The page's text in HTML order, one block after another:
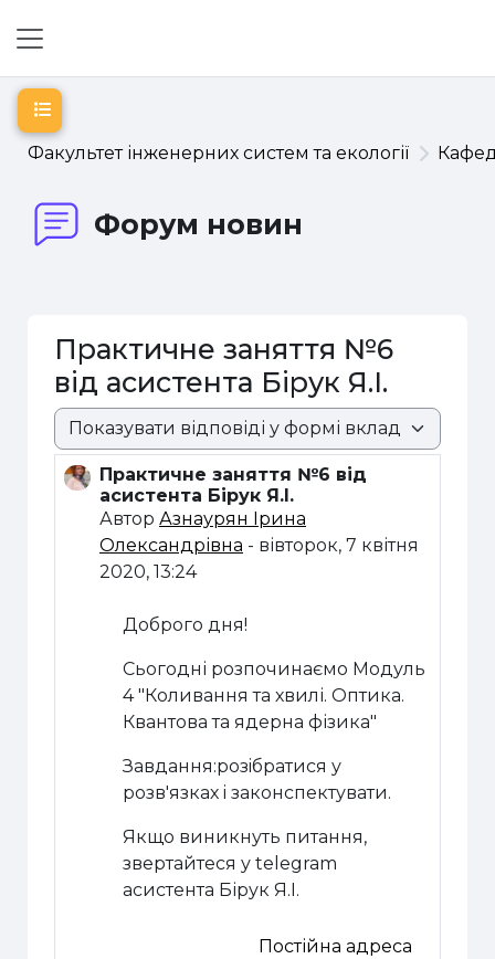
Факультет інженерних систем та екології
Форум новин
Відкритий покажчик курсу
Практичне заняття №6
від асистента Бірук Я.І.
Режим показу
Практичне заняття №6 від
асистента Бірук Я.І.
АвторАзнаурян Ірина
Олександрівна - вівторок, 7 квітня
2020, 13:24
Кількість відповідей: 0
Доброго дня!
Сьогодні розпочинаємо Модуль
4 "Коливання та хвилі. Оптика.
Квантова та ядерна фізика"
Завдання:розiбратися у
розв'язках i законспектувати.
Якщо виникнуть питання,
звертайтеся у telegram
асистента Бірук Я.І.
Постійна адреса